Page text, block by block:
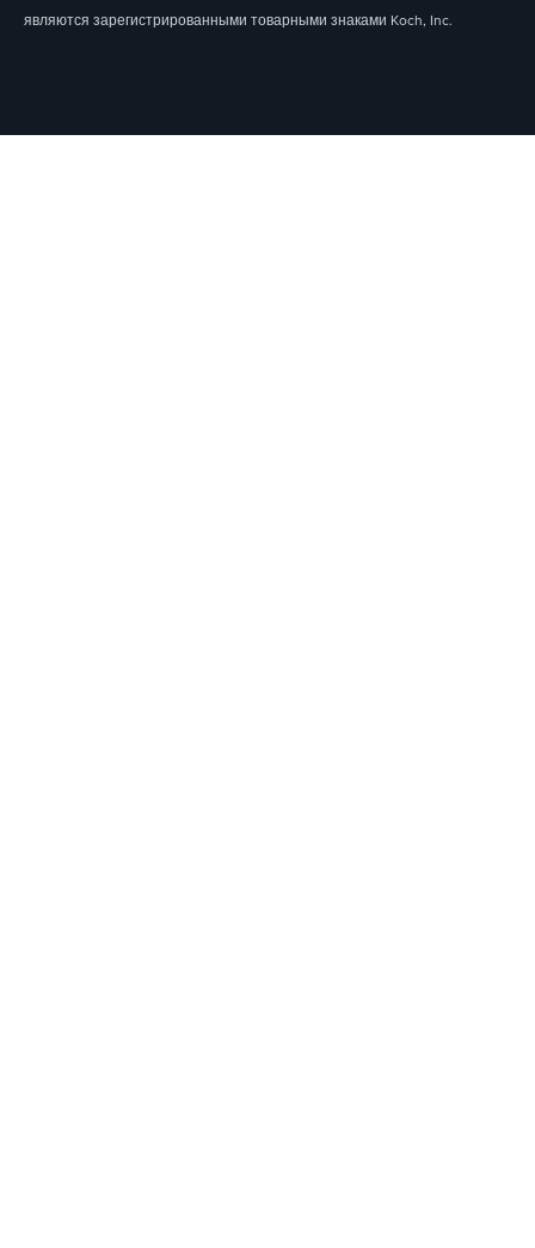
являются зарегистрированными товарными знаками Koch, Inc.